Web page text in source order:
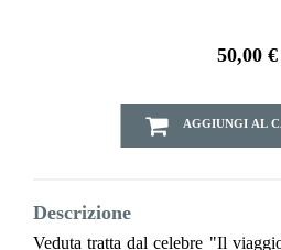
50,00 €
AGGIUNGI AL
Descrizione
Veduta tratta dal celebre "Il